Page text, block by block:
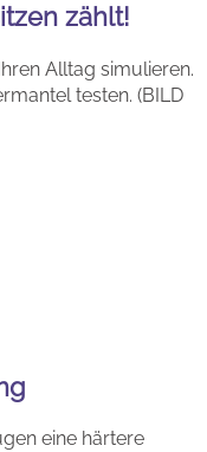
zählt!
Alltag simulieren.
testen. (BILD
eine härtere